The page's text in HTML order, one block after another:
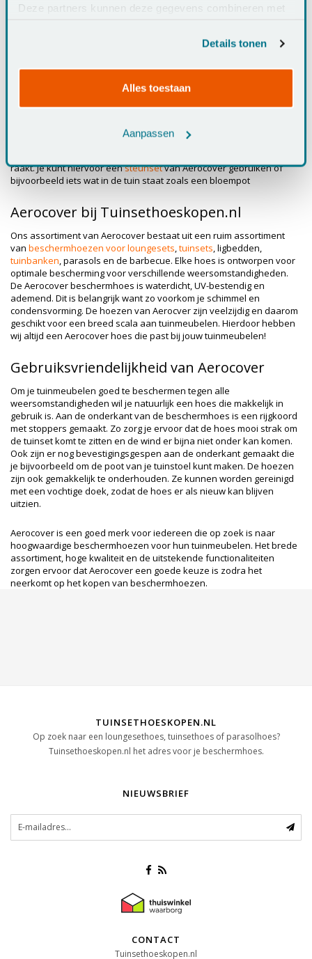
Deze partners kunnen deze gegevens combineren met
hebben verzameld op basis van uw gebruik van hun
Details tonen
Alles toestaan
Aanpassen
Aerocover staat voor kwaliteit. De beschermhoezen zijn gemaakt
loungesethoezen zijn gemaakt. De functie van deze lijntjes is dat
In vergelijking met andere hoezen blijft het materiaal van de
Aerocover beschermhoes soepel. Bij een PVC- beschermhoes is dit
je die dan over de tuinmeubelen doet scheurt de hoes vaak. Bij de
Aerocover hoes is dat niet mogelijk. Om vochtplekken te voorkomen
raakt. Je kunt hiervoor eensteunsetvan Aerocover gebruiken of
bijvoorbeeld iets wat in de tuin staat zoals een bloempot
Aerocover bij Tuinsethoeskopen.nl
Ons assortiment van Aerocover bestaat uit een ruim assortiment
van beschermhoezen voor loungesets,tuinsets, ligbedden,
tuinbanken, parasols en de barbecue. Elke hoes is ontworpen voor
optimale bescherming voor verschillende weersomstandigheden.
De Aerocover beschermhoes is waterdicht, UV-bestendig en
ademend. Dit is belangrijk want zo voorkom je schimmel en
condensvorming. De hoezen van Aerocver zijn veelzijdig en daarom
geschikt voor een breed scala aan tuinmeubelen. Hierdoor hebben
wij altijd een Aerocover hoes die past bij jouw tuinmeubelen!
Gebruiksvriendelijkheid van Aerocover
Om je tuinmeubelen goed te beschermen tegen alle
weersomstandigheden wil je natuurlijk een hoes die makkelijk in
gebruik is. Aan de onderkant van de beschermhoes is een rijgkoord
met stoppers gemaakt. Zo zorg je ervoor dat de hoes mooi strak om
de tuinset komt te zitten en de wind er bijna niet onder kan komen.
Ook zijn er nog bevestigingsgespen aan de onderkant gemaakt die
je bijvoorbeeld om de poot van je tuinstoel kunt maken. De hoezen
zijn ook gemakkelijk te onderhouden. Ze kunnen worden gereinigd
met een vochtige doek, zodat de hoes er als nieuw kan blijven
uitzien.
Aerocover is een goed merk voor iedereen die op zoek is naar
hoogwaardige beschermhoezen voor hun tuinmeubelen. Het brede
assortiment, hoge kwaliteit en de uitstekende functionaliteiten
zorgen ervoor dat Aerocover een goede keuze is zodra het
neerkomt op het kopen van beschermhoezen.
TUINSETHOESKOPEN.NL
Op zoek naar een loungesethoes, tuinsethoes of parasolhoes?
Tuinsethoeskopen.nl het adres voor je beschermhoes.
NIEUWSBRIEF
CONTACT
Tuinsethoeskopen.nl